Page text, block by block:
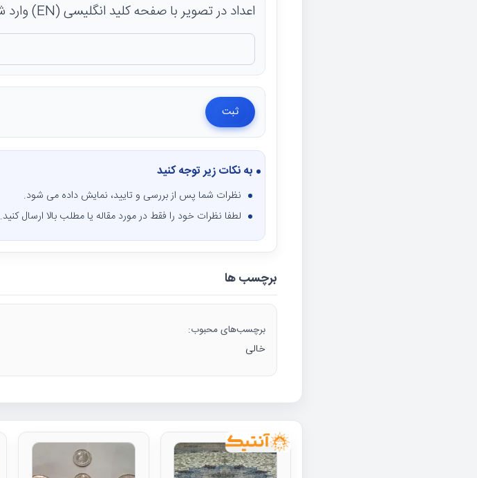
اعداد در تصویر با صفحه کلید انگلیسی (EN) وارد شود
به نکات زیر توجه کنید
نظرات شما پس از بررسی و تایید، نمایش داده می شود.
لطفا نظرات خود را فقط در مورد مقاله یا مطلب بالا ارسال کنید.
برچسب ها
برچسب‌های محبوب:
خالی